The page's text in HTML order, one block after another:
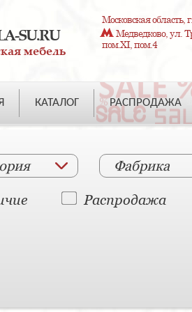
SU.RU
мебель
Московская
Медведково, ул.
пом.XI, пом.4
КАТАЛОГ РАСПРОДАЖА
Фабрика
Распродажа